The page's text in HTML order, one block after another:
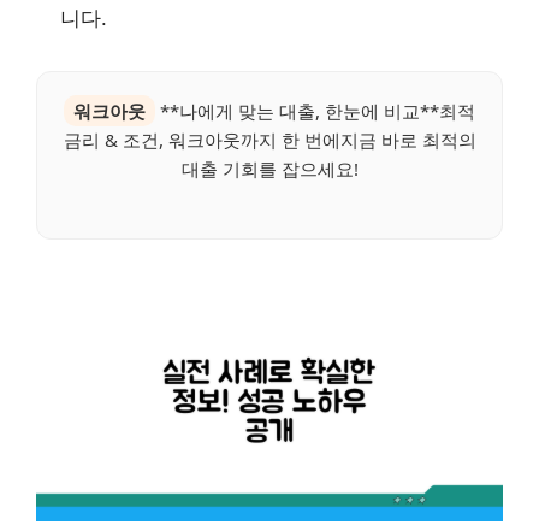
니다.
워크아웃 **나에게 맞는 대출, 한눈에 비교**최적
금리 & 조건, 워크아웃까지 한 번에지금 바로 최적의
대출 기회를 잡으세요!